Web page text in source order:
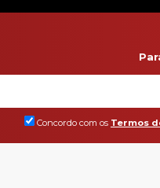
Concordo com os Termos